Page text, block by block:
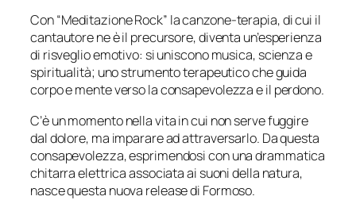
Con “Meditazione Rock” la canzone-terapia, di cui il
cantautore ne è il precursore, diventa un’esperienza
di risveglio emotivo: si uniscono musica, scienza e
spiritualità; uno strumento terapeutico che guida
corpo e mente verso la consapevolezza e il perdono.
C’è un momento nella vita in cui non serve fuggire
dal dolore, ma imparare ad attraversarlo. Da questa
consapevolezza, esprimendosi con una drammatica
chitarra elettrica associata ai suoni della natura,
nasce questa nuova release di Formoso.